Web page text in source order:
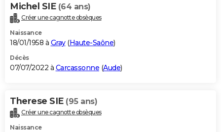
Michel SIE (64 ans)
Créer une cagnotte obsèques
Naissance
18/01/1958 à Gray(Haute-Saône)
Décès
07/07/2022 à Carcassonne (Aude)
Therese SIE (95 ans)
Créer une cagnotte obsèques
Naissance